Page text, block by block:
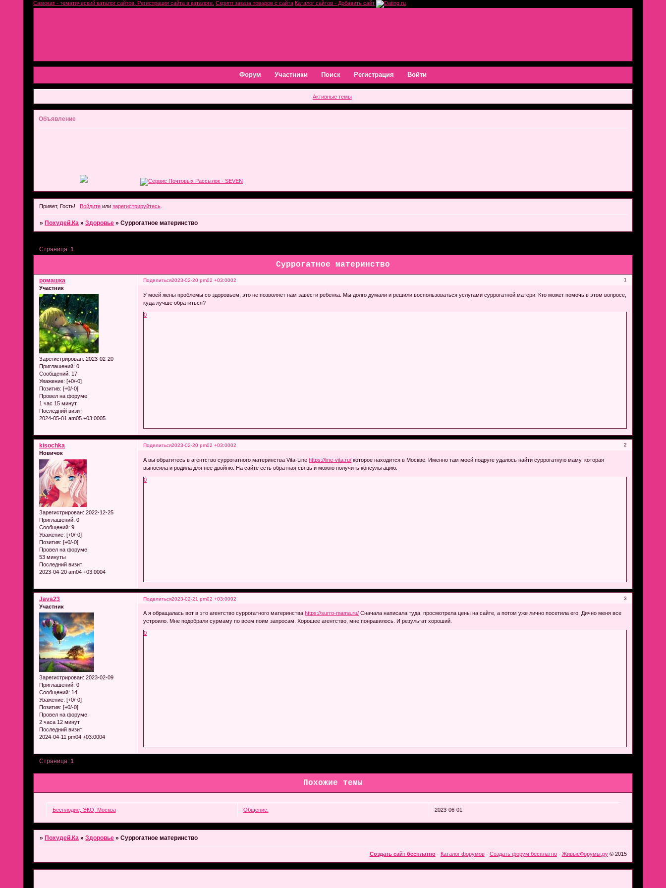
Самокат - тематический каталог сайтов. Регистрация сайта в каталоге. Скрипт заказа товаров с сайта Каталог сайтов - Добавить сайт
Форум Участники Поиск Регистрация Войти
Активные темы
Объявление
Привет, Гость! Войдитеили зарегистрируйтесь.
»Похудей.Ка »Здоровье »Суррогатное материнство
Суррогатное материнство
Страница:1
Поделиться 1
2023-02-20 pm02 +03:0002
ромашка
Участник
Зарегистрирован: 2023-02-20
Приглашений: 0
Сообщений: 17
Уважение: [+0/-0]
Позитив: [+0/-0]
Провел на форуме:
1 час 15 минут
Последний визит:
2024-05-01 am05 +03:0005
У моей жены проблемы со здоровьем, это не позволяет нам завести ребенка. Мы долго думали и решили воспользоваться услугами суррогатной матери. Кто может помочь в этом вопросе,
куда лучше обратиться?
0
Поделиться 2
2023-02-20 pm02 +03:0002
kisochka
Новичок
Зарегистрирован: 2022-12-25
Приглашений: 0
Сообщений: 9
Уважение: [+0/-0]
Позитив: [+0/-0]
Провел на форуме:
53 минуты
Последний визит:
2023-04-20 am04 +03:0004
А вы обратитесь в агентство суррогатного материнства Vita-Linehttps://line-vita.ru/ которое находится в Москве. Именно там моей подруге удалось найти суррогатную маму, которая
выносила и родила для нее двойню. На сайте есть обратная связь и можно получить консультацию.
0
Поделиться 3
2023-02-21 pm02 +03:0002
Java23
Участник
Зарегистрирован: 2023-02-09
Приглашений: 0
Сообщений: 14
Уважение: [+0/-0]
Позитив: [+0/-0]
Провел на форуме:
2 часа 12 минут
Последний визит:
2024-04-11 pm04 +03:0004
А я обращалась вот в это агентство суррогатного материнстваhttps://surro-mama.ru/ Сначала написала туда, просмотрела цены на сайте, а потом уже лично посетила его. Дично меня все
устроило. Мне подобрали сурмаму по всем поим запросам. Хорошее агентство, мне понравилось. И результат хороший.
0
Страница:1
Похожие темы
Бесплодие, ЭКО, Москва Общение. 2023-06-01
» Похудей.Ка »Здоровье »Суррогатное материнство
Создать сайт бесплатно· Каталог форумов· Создать форум бесплатно· ЖивыеФорумы.ру© 2015